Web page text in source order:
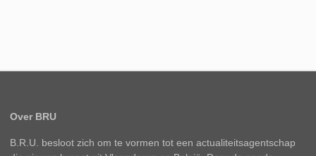
Over BRU
B.R.U. besloot zich om te vormen tot een actualiteitsagentschap